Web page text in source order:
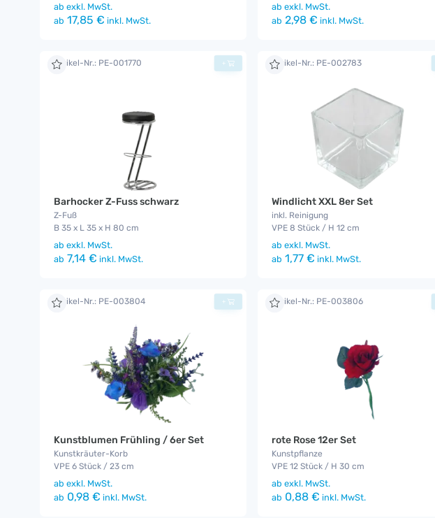
ab exkl. MwSt.
ab 17,85 € inkl. MwSt.
ab exkl. MwSt.
ab 2,98 € inkl. MwSt.
Artikel-Nr.: PE-001770
Barhocker Z-Fuss schwarz
Z-Fuß
B 35 x L 35 x H 80 cm
ab exkl. MwSt.
ab 7,14 € inkl. MwSt.
+ Artikel-Nr.: PE-002783
Windlicht XXL 8er Set
inkl. Reinigung
VPE 8 Stück / H 12 cm
ab exkl. MwSt.
ab 1,77 € inkl. MwSt.
Artikel-Nr.: PE-003804
Kunstblumen Frühling / 6er Set
Kunstkräuter-Korb
VPE 6 Stück / 23 cm
ab exkl. MwSt.
ab 0,98 € inkl. MwSt.
+ Artikel-Nr.: PE-003806
rote Rose 12er Set
Kunstpflanze
VPE 12 Stück / H 30 cm
ab exkl. MwSt.
ab 0,88 € inkl. MwSt.